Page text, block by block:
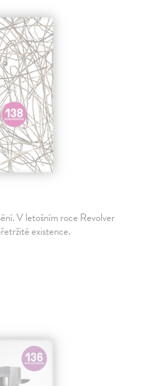
V letošním roce Revolver
existence.